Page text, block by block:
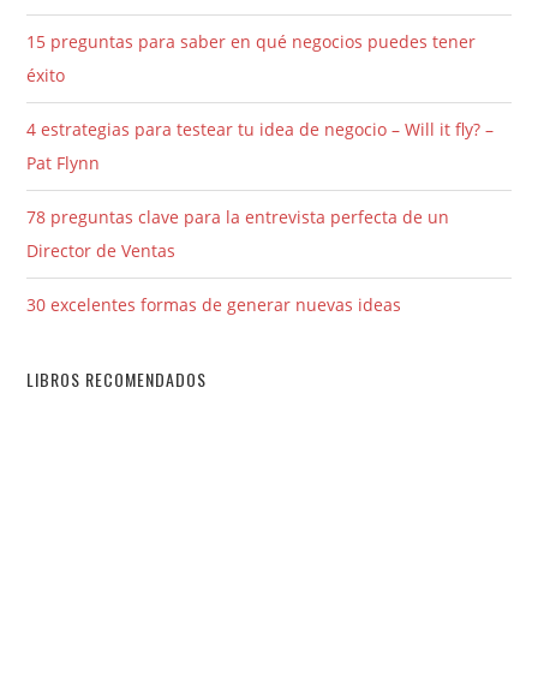
15 preguntas para saber en qué negocios puedes tener
éxito
4 estrategias para testear tu idea de negocio – Will it fly? –
Pat Flynn
78 preguntas clave para la entrevista perfecta de un
Director de Ventas
30 excelentes formas de generar nuevas ideas
LIBROS RECOMENDADOS